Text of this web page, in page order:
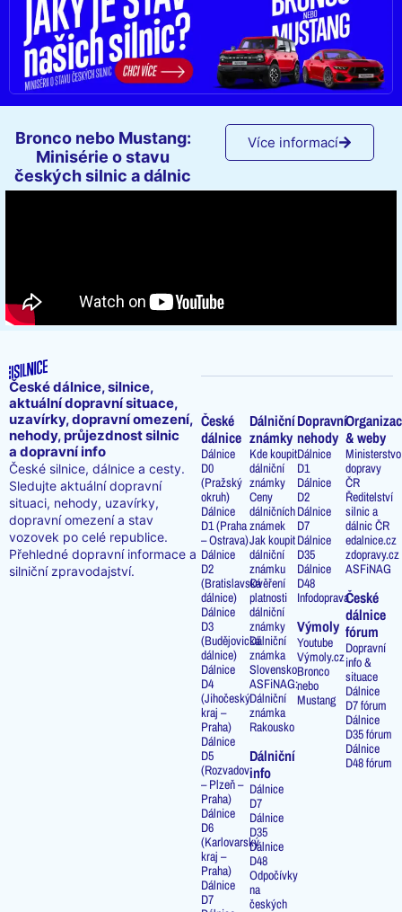
Bronco nebo Mustang:
Minisérie o stavu
českých silnic a dálnic
Více informací
České dálnice, silnice,
aktuální dopravní situace,
uzavírky, dopravní omezení,
nehody, průjezdnost silnic
a dopravní info
České silnice, dálnice a cesty.
Sledujte aktuální dopravní
situaci, nehody, uzavírky,
dopravní omezení a stav
vozovek po celé republice.
Přehledné dopravní informace a
silniční zpravodajství.
České
dálnice
Dálnice
D0
(Pražský
okruh)
Dálnice
D1 (Praha
– Ostrava)
Dálnice
D2
(Bratislavská
dálnice)
Dálnice
D3
(Budějovická
dálnice)
Dálnice
D4
(Jihočeský
kraj –
Praha)
Dálnice
D5
(Rozvadov
– Plzeň –
Praha)
Dálnice
D6
(Karlovarský
kraj –
Praha)
Dálnice
D7
Dálniční
známky
Kde koupit
dálniční
známky
Ceny
dálničních
známek
Jak koupit
dálniční
známku
Ověření
platnosti
dálniční
známky
Dálniční
známka
Slovensko
ASFiNAG:
Dálniční
známka
Rakousko
Dálniční
info
Dálnice
D7
Dálnice
D35
Dálnice
D48
Odpočívky
na
českých
Dopravní
nehody
Dálnice
D1
Dálnice
D2
Dálnice
D7
Dálnice
D35
Dálnice
D48
Infodoprava
Výmoly
Youtube
Výmoly.cz
Bronco
nebo
Mustang
& weby
Ministerstvo
dopravy
ČR
Ředitelství
silnic a
dálnic ČR
edalnice.cz
zdopravy.cz
ASFiNAG
České
dálnice
fórum
Dopravní
info &
situace
Dálnice
D7 fórum
Dálnice
D35 fórum
Dálnice
D48 fórum